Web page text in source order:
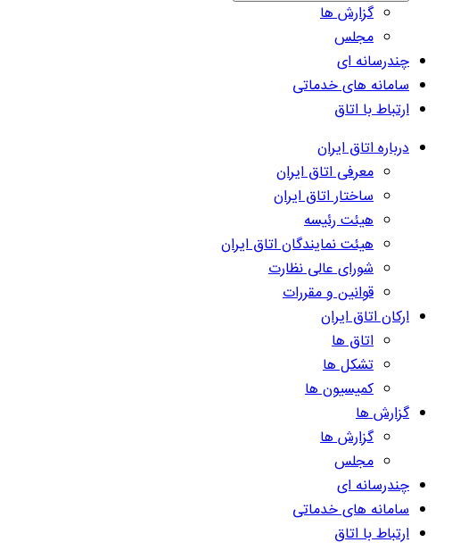
گزارش ها
مجلس
چندرسانه ای
سامانه های خدماتی
ارتباط با اتاق
درباره اتاق ایران
معرفی اتاق ایران
ساختار اتاق ایران
هیئت رئیسه
هیئت نمایندگان اتاق ایران
شورای عالی نظارت
قوانین و مقررات
ارکان اتاق ایران
اتاق ها
تشکل ها
کمیسیون ها
گزارش ها
گزارش ها
مجلس
چندرسانه ای
سامانه های خدماتی
ارتباط با اتاق